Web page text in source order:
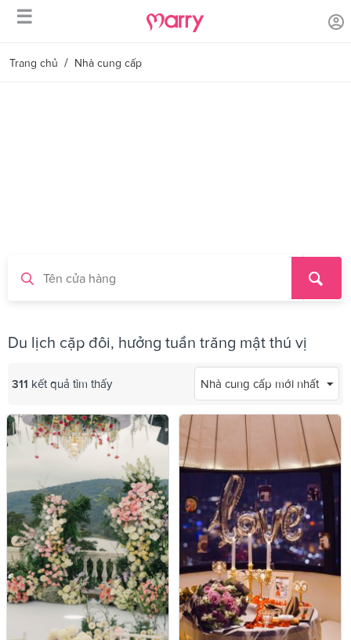
☰
Trang chủ / Nhà cung cấp
Du lịch cặp đôi, hưởng tuần trăng mật thú vị
Nhà cung cấp mới nhất
311 kết quả tìm thấy